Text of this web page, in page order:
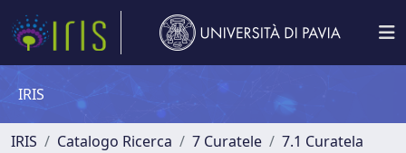
IRIS
IRIS Catalogo Ricerca 7 Curatele 7.1 Curatela